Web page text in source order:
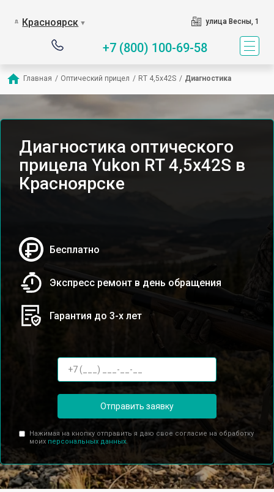
Красноярск ▼ улица Весны, 1
+7 (800) 100-69-58
Главная / Оптический прицел / RT 4,5х42S / Диагностика
Диагностика оптического
прицела Yukon RT 4,5х42S в
Красноярске
Бесплатно
Экспресс ремонт в день обращения
Гарантия до 3-х лет
Отправить заявку
Нажимая на кнопку отправить я даю свое согласие на обработку
моих персональных данных.